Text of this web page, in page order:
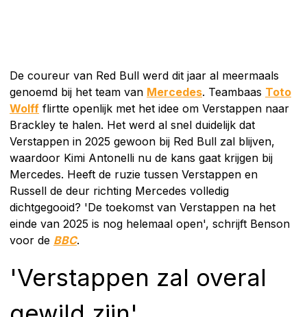
De coureur van Red Bull werd dit jaar al meermaals
genoemd bij het team van Mercedes. Teambaas Toto
Wolff flirtte openlijk met het idee om Verstappen naar
Brackley te halen. Het werd al snel duidelijk dat
Verstappen in 2025 gewoon bij Red Bull zal blijven,
waardoor Kimi Antonelli nu de kans gaat krijgen bij
Mercedes. Heeft de ruzie tussen Verstappen en
Russell de deur richting Mercedes volledig
dichtgegooid? 'De toekomst van Verstappen na het
einde van 2025 is nog helemaal open', schrijft Benson
voor de BBC.
'Verstappen zal overal